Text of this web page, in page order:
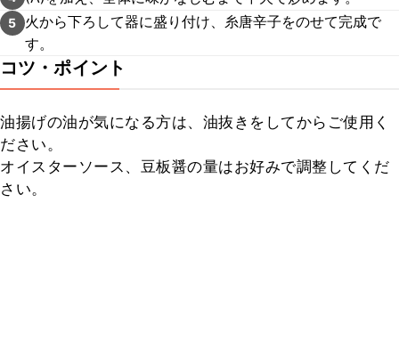
5
火から下ろして器に盛り付け、糸唐辛子をのせて完成で
す。
コツ・ポイント
油揚げの油が気になる方は、油抜きをしてからご使用く
ださい。
オイスターソース、豆板醤の量はお好みで調整してくだ
さい。